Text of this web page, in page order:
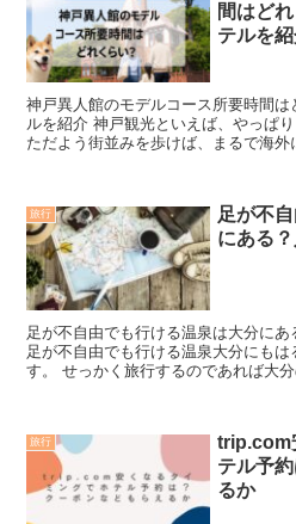
間はど
テルを
神戸異人館のモデルコース所要時間
ルを紹介 神戸観光といえば、やっぱ
ただよう街並みを歩けば、まるで海
旅行
足が不
にある
足が不自由でも行ける温泉は大分に
足が不自由でも行ける温泉大分にも
す。 せっかく旅行するのであれば大
旅行
trip.com
テル予
るか